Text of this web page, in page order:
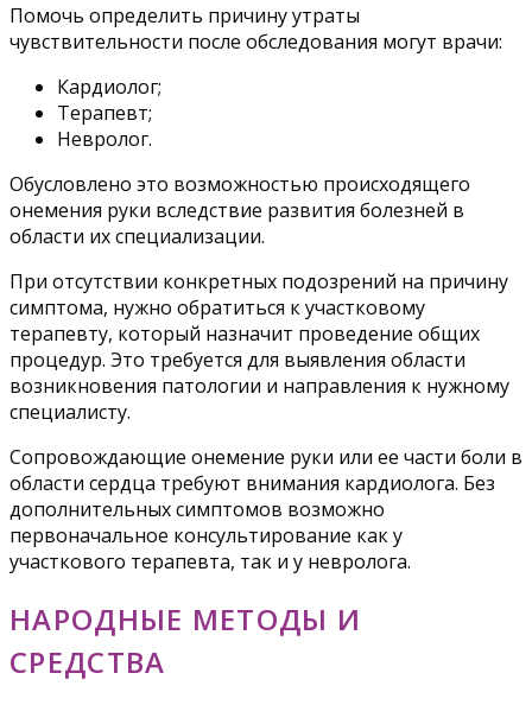
Помочь определить причину утраты
чувствительности после обследования могут врачи:
Кардиолог;
Терапевт;
Невролог.
Обусловлено это возможностью происходящего
онемения руки вследствие развития болезней в
области их специализации.
При отсутствии конкретных подозрений на причину
симптома, нужно обратиться к участковому
терапевту, который назначит проведение общих
процедур. Это требуется для выявления области
возникновения патологии и направления к нужному
специалисту.
Сопровождающие онемение руки или ее части боли в
области сердца требуют внимания кардиолога. Без
дополнительных симптомов возможно
первоначальное консультирование как у
участкового терапевта, так и у невролога.
НАРОДНЫЕ МЕТОДЫ И
СРЕДСТВА